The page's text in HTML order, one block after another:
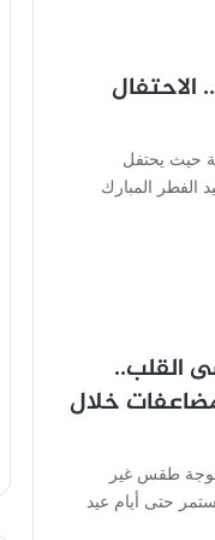
حيث يحتفل
الفطر المبارك
القلب..
خلال
موجة طقس غير
حتى أيام عيد